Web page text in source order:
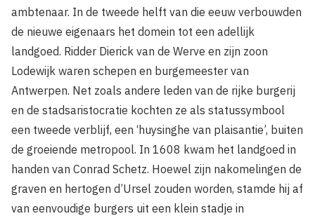
ambtenaar. In de tweede helft van die eeuw verbouwden
de nieuwe eigenaars het domein tot een adellijk
landgoed. Ridder Dierick van de Werve en zijn zoon
Lodewijk waren schepen en burgemeester van
Antwerpen. Net zoals andere leden van de rijke burgerij
en de stadsaristocratie kochten ze als statussymbool
een tweede verblijf, een ‘huysinghe van plaisantie’, buiten
de groeiende metropool. In 1608 kwam het landgoed in
handen van Conrad Schetz. Hoewel zijn nakomelingen de
graven en hertogen d’Ursel zouden worden, stamde hij af
van eenvoudige burgers uit een klein stadje in